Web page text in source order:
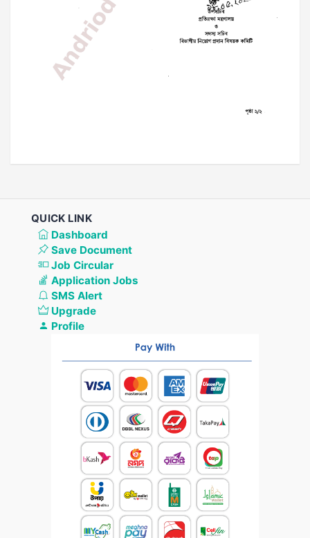
QUICK LINK
Dashboard
Save Document
Job Circular
Application Jobs
SMS Alert
Upgrade
Profile